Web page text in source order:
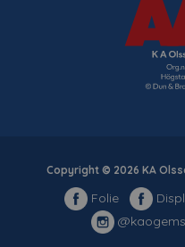
Copyright © 2026 KA
Folie